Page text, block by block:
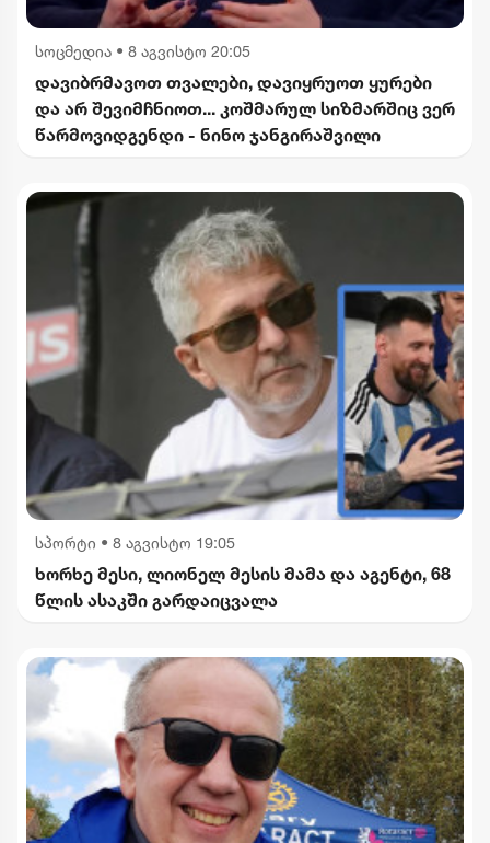
სოცმედია • 8 აგვისტო 20:05
დავიბრმავოთ თვალები, დავიყრუოთ ყურები
და არ შევიმჩნიოთ... კოშმარულ სიზმარშიც ვერ
წარმოვიდგენდი - ნინო ჯანგირაშვილი
სპორტი • 8 აგვისტო 19:05
ხორხე მესი, ლიონელ მესის მამა და აგენტი, 68
წლის ასაკში გარდაიცვალა